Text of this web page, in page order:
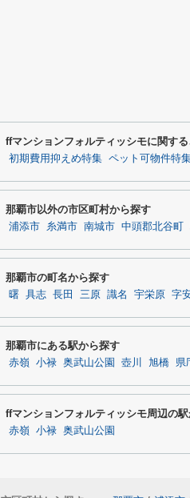
ffマンションフォルティッシモに関す
初期費用抑えめ特集 ペット可物件特
那覇市以外の市区町村から探す
浦添市 糸満市 南城市 中頭郡北谷町
那覇市の町名から探す
曙 具志 長田 三原 識名 宇栄原 字
那覇市にある駅から探す
赤嶺 小禄 奥武山公園 壺川 旭橋 県
ffマンションフォルティッシモ周辺の
赤嶺 小禄 奥武山公園